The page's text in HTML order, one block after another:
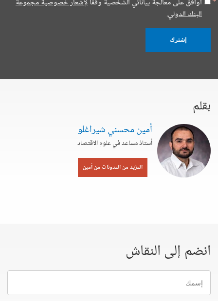
البنك الدولي.
إشترك
بقلم
أمين محسني شيراغلو
أستاذ مساعد في علوم الاقتصاد
المزيد من المدونات من أمين
انضم إلى النقاش
إسمك